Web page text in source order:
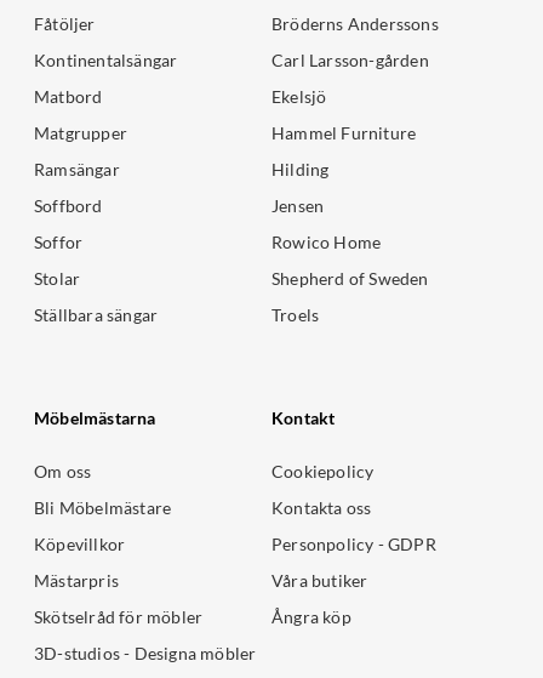
Fåtöljer
Kontinentalsängar
Matbord
Matgrupper
Ramsängar
Soffbord
Soffor
Stolar
Ställbara sängar
Bröderns Anderssons
Carl Larsson-gården
Ekelsjö
Hammel Furniture
Hilding
Jensen
Rowico Home
Shepherd of Sweden
Troels
Möbelmästarna
Om oss
Bli Möbelmästare
Köpevillkor
Mästarpris
Skötselråd för möbler
3D-studios - Designa möbler
Kontakt
Cookiepolicy
Kontakta oss
Personpolicy - GDPR
Våra butiker
Ångra köp